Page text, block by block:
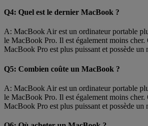
Q4: Quel est le dernier MacBook ?
A: MacBook Air est un ordinateur portable
le MacBook Pro. Il est également moins cher.
MacBook Pro est plus puissant et possède un
Q5: Combien coûte un MacBook ?
A: MacBook Air est un ordinateur portable
le MacBook Pro. Il est également moins cher.
MacBook Pro est plus puissant et possède un